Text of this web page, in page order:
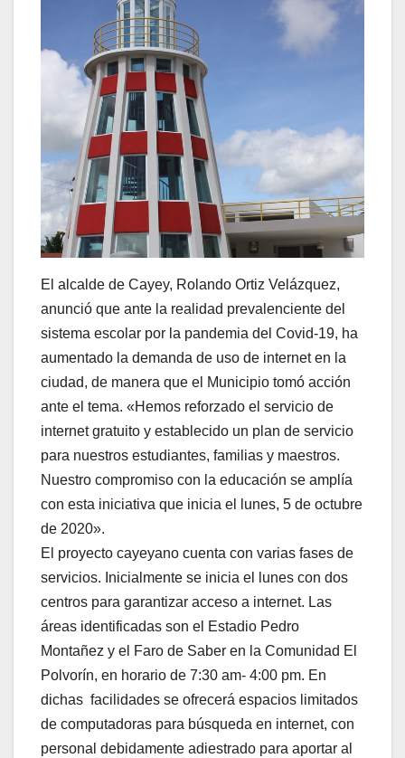
El alcalde de Cayey, Rolando Ortiz Velázquez,
anunció que ante la realidad prevalenciente del
sistema escolar por la pandemia del Covid-19, ha
aumentado la demanda de uso de internet en la
ciudad, de manera que el Municipio tomó acción
ante el tema. «Hemos reforzado el servicio de
internet gratuito y establecido un plan de servicio
para nuestros estudiantes, familias y maestros.
Nuestro compromiso con la educación se amplía
con esta iniciativa que inicia el lunes, 5 de octubre
de 2020».
El proyecto cayeyano cuenta con varias fases de
servicios. Inicialmente se inicia el lunes con dos
centros para garantizar acceso a internet. Las
áreas identificadas son el Estadio Pedro
Montañez y el Faro de Saber en la Comunidad El
Polvorín, en horario de 7:30 am- 4:00 pm. En
dichas facilidades se ofrecerá espacios limitados
de computadoras para búsqueda en internet, con
personal debidamente adiestrado para aportar al